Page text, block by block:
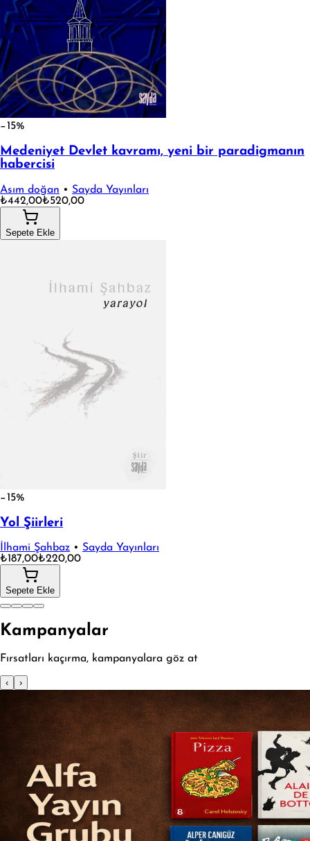
−15%
Medeniyet Devlet kavramı, yeni bir paradigmanın
habercisi
Asım doğan • Sayda Yayınları
₺442,00₺520,00
Sepete Ekle
−15%
Yol Şiirleri
İlhami Şahbaz • Sayda Yayınları
₺187,00₺220,00
Sepete Ekle
Kampanyalar
Fırsatları kaçırma, kampanyalara göz at
‹ ›